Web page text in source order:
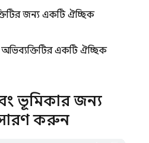
জন্য একটি ঐচ্ছিক
অভিব্যক্তিটির একটি ঐচ্ছিক
ভূমিকার জন্য
করুন